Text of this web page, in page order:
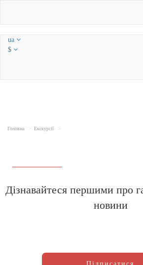
ua
$
Головна Екскурсії
Дізнавайтеся першими про
новини